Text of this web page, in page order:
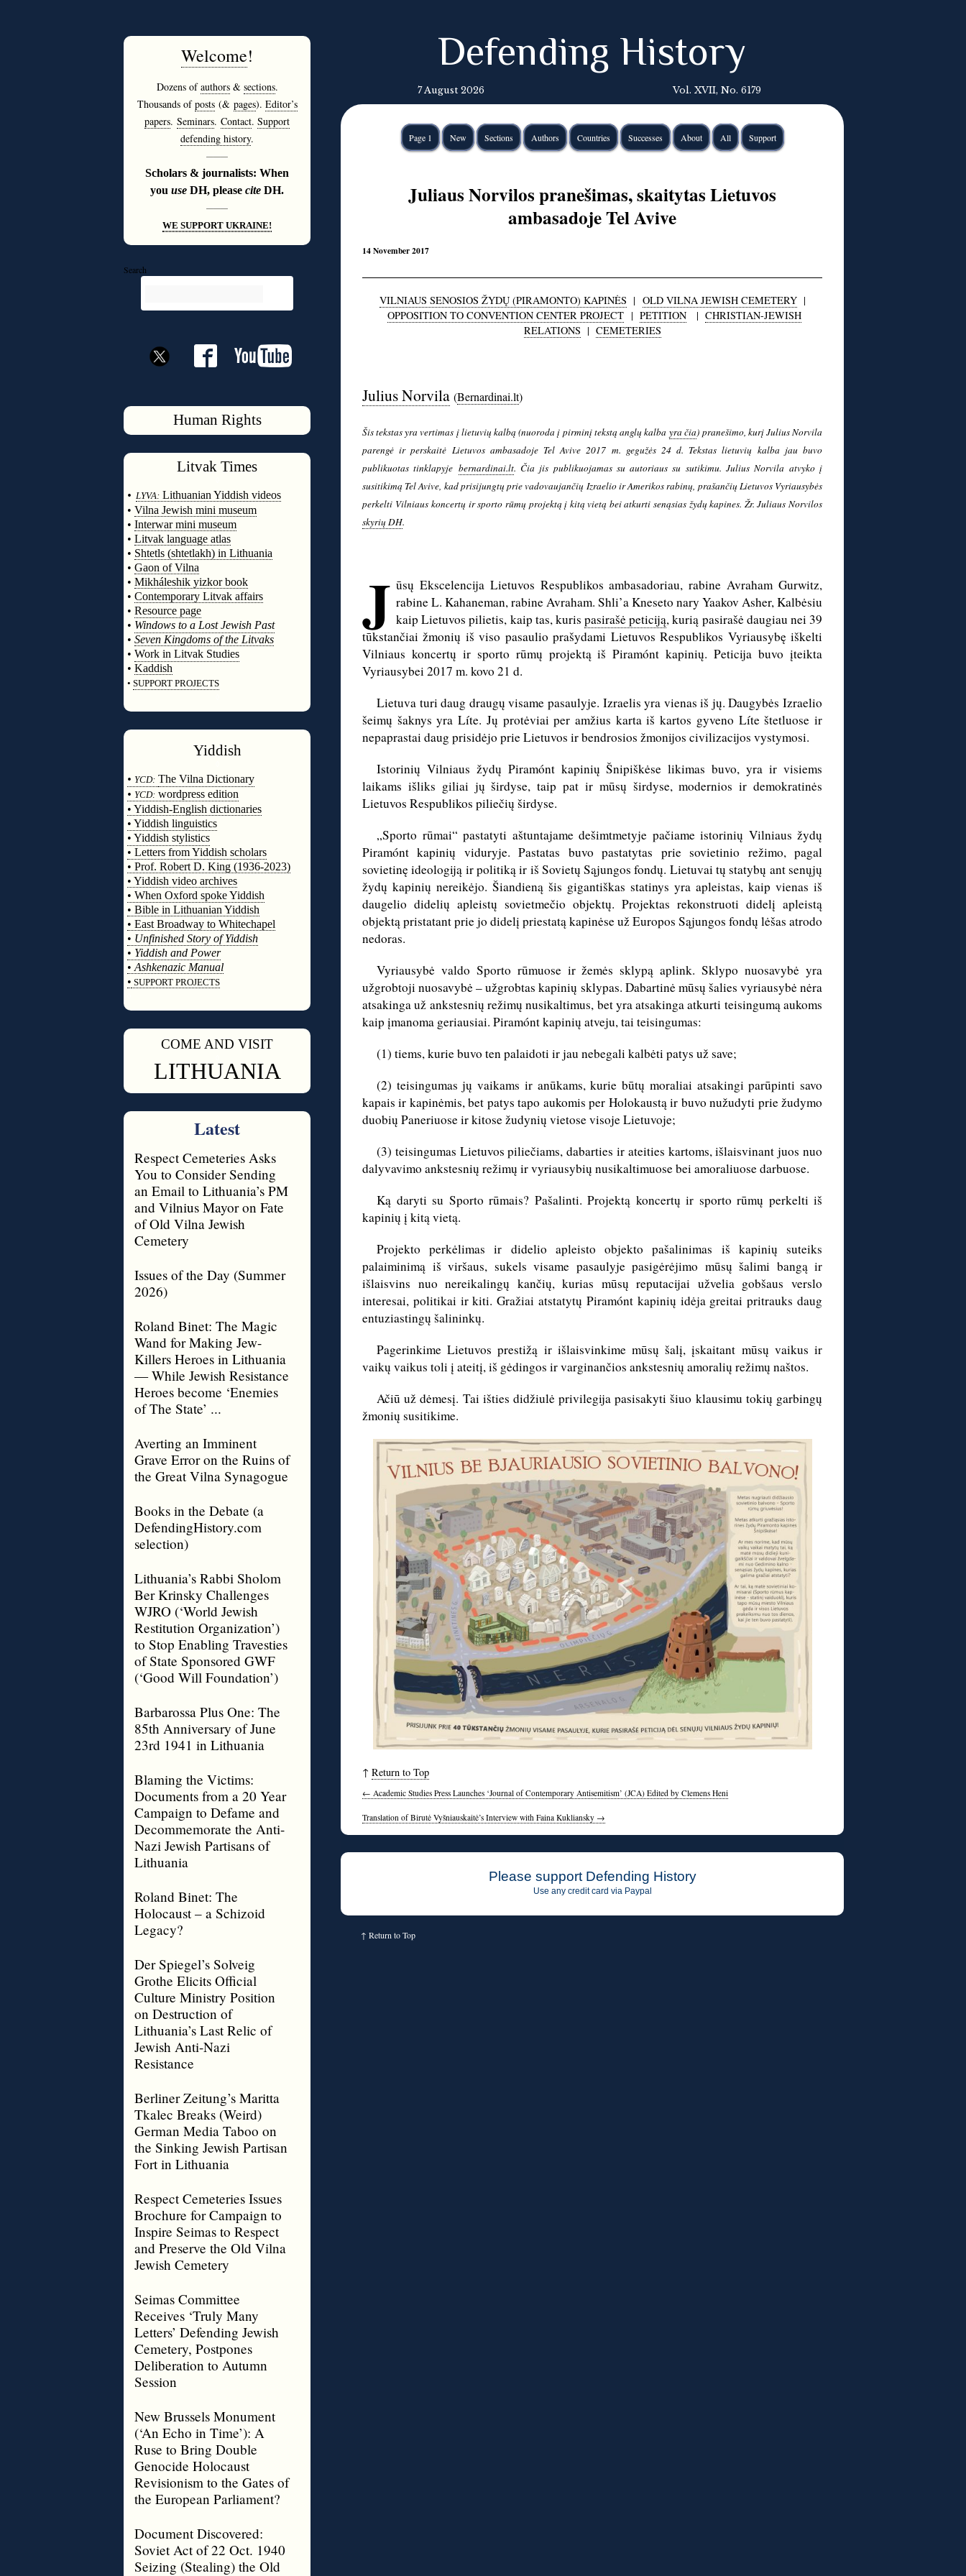
Welcome!
Dozens ofauthors& sections.
Thousands ofposts(& pages). Editor’s
papers. Seminars. Contact. Support
defending history.
———
Scholars & journalists: When
you use DH, please cite DH.
———
WE SUPPORT UKRAINE!
Search
Human Rights
Litvak Times
• LYVA: Lithuanian Yiddish videos
• Vilna Jewish mini museum
• Interwar mini museum
• Litvak language atlas
• Shtetls (shtetlakh) in Lithuania
• Gaon of Vilna
• Mikháleshik yizkor book
• Contemporary Litvak affairs
• Resource page
• Windows to a Lost Jewish Past
• Seven Kingdoms of the Litvaks
• Work in Litvak Studies
• Kaddish
• SUPPORT PROJECTS
Yiddish
• YCD: The Vilna Dictionary
• YCD: wordpress edition
• Yiddish-English dictionaries
• Yiddish linguistics
• Yiddish stylistics
• Letters from Yiddish scholars
• Prof. Robert D. King (1936-2023)
• Yiddish video archives
• When Oxford spoke Yiddish
• Bible in Lithuanian Yiddish
• East Broadway to Whitechapel
• Unfinished Story of Yiddish
• Yiddish and Power
• Ashkenazic Manual
• SUPPORT PROJECTS
COME AND VISIT
LITHUANIA
Latest
Respect Cemeteries Asks
You to Consider Sending
an Email to Lithuania’s PM
and Vilnius Mayor on Fate
of Old Vilna Jewish
Cemetery
Issues of the Day (Summer
2026)
Roland Binet: The Magic
Wand for Making Jew-
Killers Heroes in Lithuania
— While Jewish Resistance
Heroes become ‘Enemies
of The State’ ...
Averting an Imminent
Grave Error on the Ruins of
the Great Vilna Synagogue
Books in the Debate (a
DefendingHistory.com
selection)
Lithuania’s Rabbi Sholom
Ber Krinsky Challenges
WJRO (‘World Jewish
Restitution Organization’)
to Stop Enabling Travesties
of State Sponsored GWF
(‘Good Will Foundation’)
Barbarossa Plus One: The
85th Anniversary of June
23rd 1941 in Lithuania
Blaming the Victims:
Documents from a 20 Year
Campaign to Defame and
Decommemorate the Anti-
Nazi Jewish Partisans of
Lithuania
Roland Binet: The
Holocaust – a Schizoid
Legacy?
Der Spiegel’s Solveig
Grothe Elicits Official
Culture Ministry Position
on Destruction of
Lithuania’s Last Relic of
Jewish Anti-Nazi
Resistance
Berliner Zeitung’s Maritta
Tkalec Breaks (Weird)
German Media Taboo on
the Sinking Jewish Partisan
Fort in Lithuania
Respect Cemeteries Issues
Brochure for Campaign to
Inspire Seimas to Respect
and Preserve the Old Vilna
Jewish Cemetery
Seimas Committee
Receives ‘Truly Many
Letters’ Defending Jewish
Cemetery, Postpones
Deliberation to Autumn
Session
New Brussels Monument
(‘An Echo in Time’): A
Ruse to Bring Double
Genocide Holocaust
Revisionism to the Gates of
the European Parliament?
Document Discovered:
Soviet Act of 22 Oct. 1940
Seizing (Stealing) the Old
Defending History
7 August 2026 Vol. XVII, No. 6179
Page 1 New Sections Authors Countries Successes About All Support
Juliaus Norvilos pranešimas, skaitytas Lietuvos
ambasadoje Tel Avive
14 November 2017
VILNIAUS SENOSIOS ŽYDŲ (PIRAMONTO) KAPINĖS | OLD VILNA JEWISH CEMETERY|
OPPOSITION TO CONVENTION CENTER PROJECT| PETITION| CHRISTIAN-JEWISH
RELATIONS | CEMETERIES
Julius Norvila (Bernardinai.lt)
Šis tekstas yra vertimas į lietuvių kalbą (nuoroda į pirminį tekstą anglų kalbayra čia) pranešimo, kurį Julius Norvila
parengė ir perskaitė Lietuvos ambasadoje Tel Avive 2017 m. gegužės 24 d. Tekstas lietuvių kalba jau buvo
publikuotas tinklapyje bernardinai.lt. Čia jis publikuojamas su autoriaus su sutikimu. Julius Norvila atvyko į
susitikimą Tel Avive, kad prisijungtų prie vadovaujančių Izraelio ir Amerikos rabinų, prašančių Lietuvos Vyriausybės
perkelti Vilniauskoncertų ir sporto rūmų projektą į kitą vietą bei atkurti senąsias žydų kapines. Žr. Juliaus Norvilos
skyrių DH.
J ūsų Ekscelencija Lietuvos Respublikos ambasadoriau, rabine Avraham Gurwitz,
rabine L. Kahaneman, rabine Avraham. Shli’a Kneseto nary Yaakov Asher, Kalbėsiu
kaip Lietuvos pilietis, kaip tas, kuris pasirašė peticiją, kurią pasirašė daugiau nei 39
tūkstančiai žmonių iš viso pasaulio prašydami Lietuvos Respublikos Vyriausybę iškelti
Vilniaus koncertų ir sporto rūmų projektą iš Piramónt kapinių. Peticija buvo įteikta
Vyriausybei 2017 m. kovo 21 d.
Lietuva turi daug draugų visame pasaulyje. Izraelis yra vienas iš jų. Daugybės Izraelio
šeimų šaknys yra Líte. Jų protėviai per amžius karta iš kartos gyveno Líte štetluose ir
nepaprastai daug prisidėjo prie Lietuvos ir bendrosios žmonijos civilizacijos vystymosi.
Istorinių Vilniaus žydų Piramónt kapinių Šnipiškėse likimas buvo, yra ir visiems
laikams išliks giliai jų širdyse, taip pat ir mūsų širdyse, modernios ir demokratinės
Lietuvos Respublikos piliečių širdyse.
„Sporto rūmai“ pastatyti aštuntajame dešimtmetyje pačiame istorinių Vilniaus žydų
Piramónt kapinių viduryje. Pastatas buvo pastatytas prie sovietinio režimo, pagal
sovietinę ideologiją ir politiką ir iš Sovietų Sąjungos fondų. Lietuvai tų statybų ant senųjų
žydų kapinių nereikėjo. Šiandieną šis gigantiškas statinys yra apleistas, kaip vienas iš
daugelio didelių apleistų sovietmečio objektų. Projektas rekonstruoti didelį apleistą
objektą pristatant prie jo didelį priestatą kapinėse už Europos Sąjungos fondų lėšas atrodo
nedoras.
Vyriausybė valdo Sporto rūmuose ir žemės sklypą aplink. Sklypo nuosavybė yra
užgrobtoji nuosavybė – užgrobtas kapinių sklypas. Dabartinė mūsų šalies vyriausybė nėra
atsakinga už ankstesnių režimų nusikaltimus, bet yra atsakinga atkurti teisingumą aukoms
kaip įmanoma geriausiai. Piramónt kapinių atveju, tai teisingumas:
(1) tiems, kurie buvo ten palaidoti ir jau nebegali kalbėti patys už save;
(2) teisingumas jų vaikams ir anūkams, kurie būtų moraliai atsakingi parūpinti savo
kapais ir kapinėmis, bet patys tapo aukomis per Holokaustą ir buvo nužudyti prie žudymo
duobių Paneriuose ir kitose žudynių vietose visoje Lietuvoje;
(3) teisingumas Lietuvos piliečiams, dabarties ir ateities kartoms, išlaisvinant juos nuo
dalyvavimo ankstesnių režimų ir vyriausybių nusikaltimuose bei amoraliuose darbuose.
Ką daryti su Sporto rūmais? Pašalinti. Projektą koncertų ir sporto rūmų perkelti iš
kapinių į kitą vietą.
Projekto perkėlimas ir didelio apleisto objekto pašalinimas iš kapinių suteiks
palaiminimą iš viršaus, sukels visame pasaulyje pasigėrėjimo mūsų šalimi bangą ir
išlaisvins nuo nereikalingų kančių, kurias mūsų reputacijai užvelia gobšaus verslo
interesai, politikai ir kiti. Gražiai atstatytų Piramónt kapinių idėja greitai pritrauks daug
entuziastingų šalininkų.
Pagerinkime Lietuvos prestižą ir išlaisvinkime mūsų šalį, įskaitant mūsų vaikus ir
vaikų vaikus toli į ateitį, iš gėdingos ir varginančios ankstesnių amoralių režimų naštos.
Ačiū už dėmesį. Tai išties didžiulė privilegija pasisakyti šiuo klausimu tokių garbingų
žmonių susitikime.
↑ Return to Top
← Academic Studies Press Launches ‘Journal of Contemporary Antisemitism’ (JCA) Edited by Clemens Heni
Translation of Birutė Vyšniauskaitė’s Interview with Faina Kukliansky →
Please support Defending History
Use any credit card via Paypal
↑ Return to Top